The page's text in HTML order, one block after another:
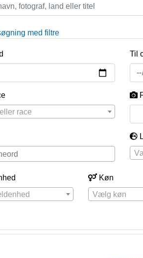
med filtre
Til
race
Køn
Vælg køn